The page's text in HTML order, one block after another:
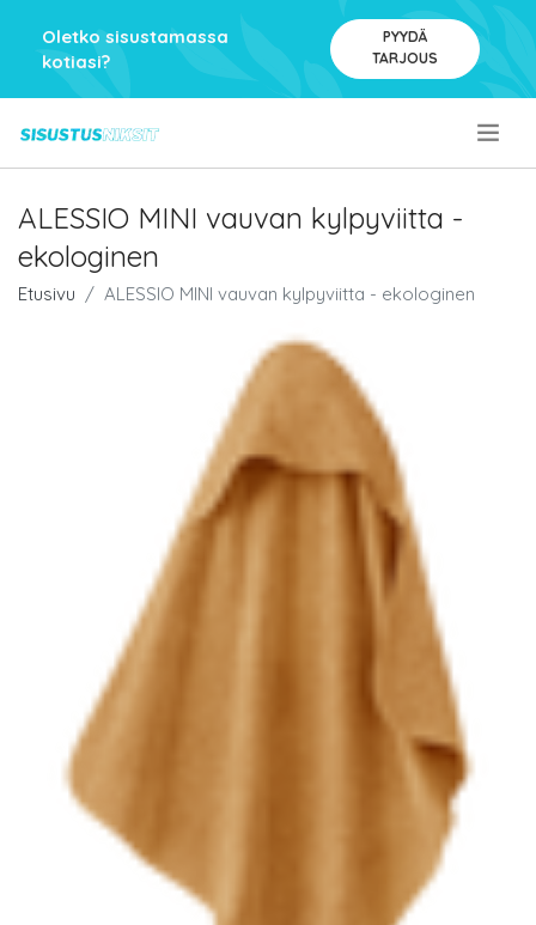
Oletko sisustamassa
kotiasi?
PYYDÄ
TARJOUS
ALESSIO MINI vauvan kylpyviitta -
ekologinen
Etusivu ALESSIO MINI vauvan kylpyviitta - ekologinen